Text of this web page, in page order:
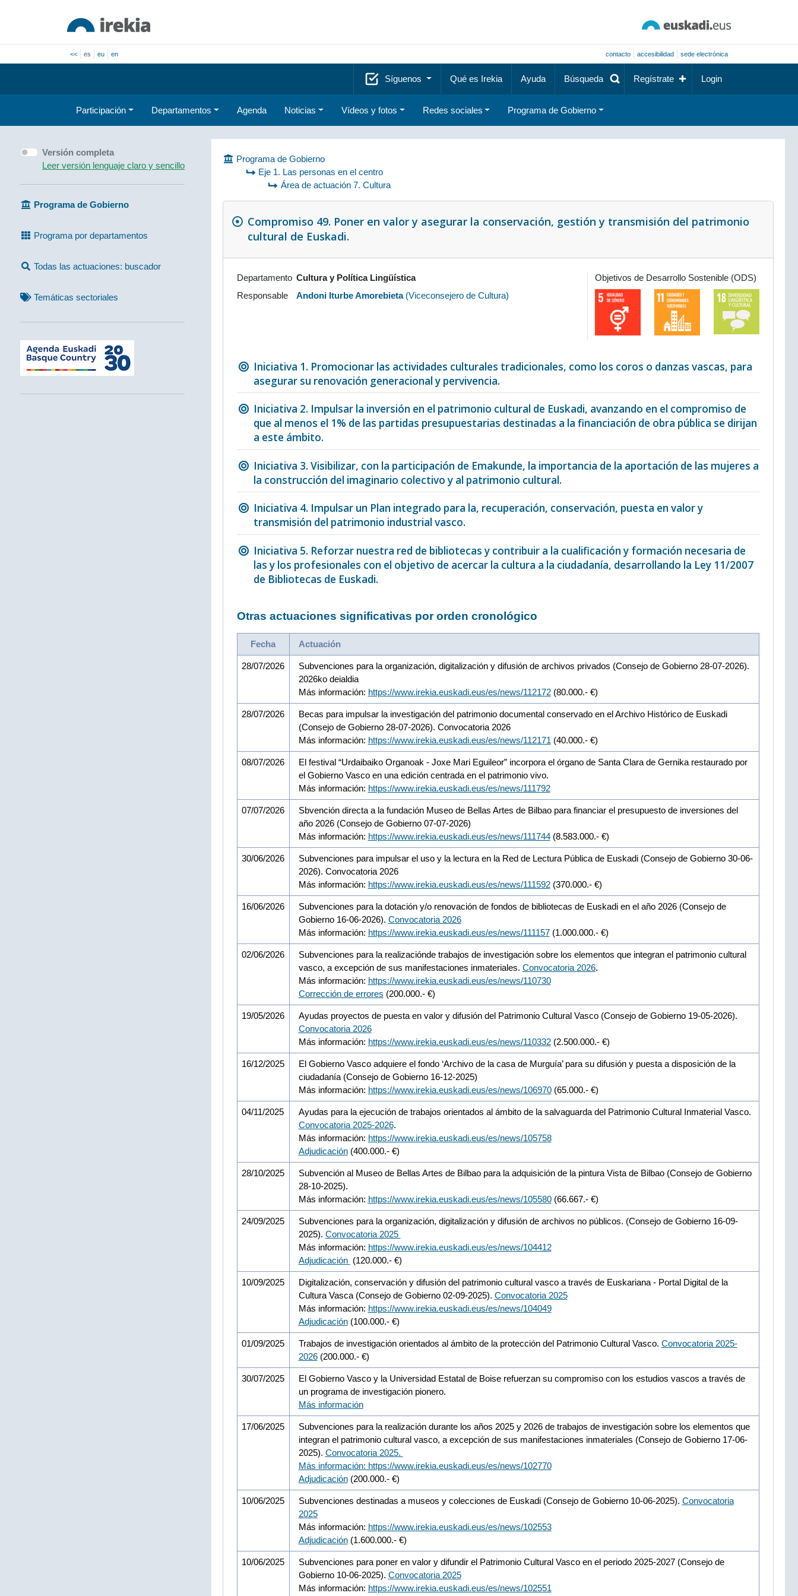
<< es eu en contacto accesibilidad sede electrónica
Síguenos Qué es Irekia Ayuda Búsqueda Regístrate Login
Participación Departamentos Agenda Noticias Vídeos y fotos Redes sociales Programa de Gobierno
Versión completa
Leer versión lenguaje claro y sencillo
Programa de Gobierno
Programa por departamentos
Todas las actuaciones: buscador
Temáticas sectoriales
Programa de Gobierno
Eje 1. Las personas en el centro
Área de actuación 7. Cultura
Compromiso 49. Poner en valor y asegurar la conservación, gestión y transmisión del patrimonio
cultural de Euskadi.
Departamento Cultura y Política Lingüística
Responsable
Andoni Iturbe Amorebieta(Viceconsejero de Cultura)
Objetivos de Desarrollo Sostenible (ODS)
Iniciativa 1. Promocionar las actividades culturales tradicionales, como los coros o danzas vascas, para
asegurar su renovación generacional y pervivencia.
Iniciativa 2. Impulsar la inversión en el patrimonio cultural de Euskadi, avanzando en el compromiso de
que al menos el 1% de las partidas presupuestarias destinadas a la financiación de obra pública se dirijan
a este ámbito.
Iniciativa 3. Visibilizar, con la participación de Emakunde, la importancia de la aportación de las mujeres a
la construcción del imaginario colectivo y al patrimonio cultural.
Iniciativa 4. Impulsar un Plan integrado para la, recuperación, conservación, puesta en valor y
transmisión del patrimonio industrial vasco.
Iniciativa 5. Reforzar nuestra red de bibliotecas y contribuir a la cualificación y formación necesaria de
las y los profesionales con el objetivo de acercar la cultura a la ciudadanía, desarrollando la Ley 11/2007
de Bibliotecas de Euskadi.
Otras actuaciones significativas por orden cronológico
Fecha Actuación
28/07/2026
Subvenciones para la organización, digitalización y difusión de archivos privados (Consejo de Gobierno 28-07-2026).
2026ko deialdia
Más información: https://www.irekia.euskadi.eus/es/news/112172(80.000.- €)
28/07/2026
Becas para impulsar la investigación del patrimonio documental conservado en el Archivo Histórico de Euskadi
(Consejo de Gobierno 28-07-2026). Convocatoria 2026
Más información: https://www.irekia.euskadi.eus/es/news/112171 (40.000.- €)
08/07/2026
El festival “Urdaibaiko Organoak - Joxe Mari Eguileor” incorpora el órgano de Santa Clara de Gernika restaurado por
el Gobierno Vasco en una edición centrada en el patrimonio vivo.
Más información: https://www.irekia.euskadi.eus/es/news/111792
07/07/2026
Sbvención directa a la fundación Museo de Bellas Artes de Bilbao para financiar el presupuesto de inversiones del
año 2026 (Consejo de Gobierno 07-07-2026)
Más información: https://www.irekia.euskadi.eus/es/news/111744(8.583.000.- €)
30/06/2026
Subvenciones para impulsar el uso y la lectura en la Red de Lectura Pública de Euskadi (Consejo de Gobierno 30-06-
2026). Convocatoria 2026
Más información: https://www.irekia.euskadi.eus/es/news/111592(370.000.- €)
16/06/2026
Subvenciones para la dotación y/o renovación de fondos de bibliotecas de Euskadi en el año 2026 (Consejo de
Gobierno 16-06-2026). Convocatoria 2026
Más información: https://www.irekia.euskadi.eus/es/news/111157(1.000.000.- €)
02/06/2026
Subvenciones para la realizaciónde trabajos de investigación sobre los elementos que integran el patrimonio cultural
vasco, a excepción de sus manifestaciones inmateriales. Convocatoria 2026.
Más información: https://www.irekia.euskadi.eus/es/news/110730
Corrección de errores (200.000.- €)
19/05/2026
Ayudas proyectos de puesta en valor y difusión del Patrimonio Cultural Vasco (Consejo de Gobierno 19-05-2026).
Convocatoria 2026
Más información: https://www.irekia.euskadi.eus/es/news/110332(2.500.000.- €)
16/12/2025
El Gobierno Vasco adquiere el fondo ‘Archivo de la casa de Murguía’ para su difusión y puesta a disposición de la
ciudadanía (Consejo de Gobierno 16-12-2025)
Más información: https://www.irekia.euskadi.eus/es/news/106970(65.000.- €)
04/11/2025
Ayudas para la ejecución de trabajos orientados al ámbito de la salvaguarda del Patrimonio Cultural Inmaterial Vasco.
Convocatoria 2025-2026.
Más información: https://www.irekia.euskadi.eus/es/news/105758
Adjudicación(400.000.- €)
28/10/2025
Subvención al Museo de Bellas Artes de Bilbao para la adquisición de la pintura Vista de Bilbao (Consejo de Gobierno
28-10-2025).
Más información: https://www.irekia.euskadi.eus/es/news/105580(66.667.- €)
24/09/2025
Subvenciones para la organización, digitalización y difusión de archivos no públicos. (Consejo de Gobierno 16-09-
2025). Convocatoria 2025
Más información: https://www.irekia.euskadi.eus/es/news/104412
Adjudicación (120.000.- €)
10/09/2025
Digitalización, conservación y difusión del patrimonio cultural vasco a través de Euskariana - Portal Digital de la
Cultura Vasca (Consejo de Gobierno 02-09-2025). Convocatoria 2025
Más información: https://www.irekia.euskadi.eus/es/news/104049
Adjudicación(100.000.- €)
01/09/2025 Trabajos de investigación orientados al ámbito de la protección del Patrimonio Cultural Vasco. Convocatoria 2025-
2026(200.000.- €)
30/07/2025
El Gobierno Vasco y la Universidad Estatal de Boise refuerzan su compromiso con los estudios vascos a través de
un programa de investigación pionero.
Más información
17/06/2025
Subvenciones para la realización durante los años 2025 y 2026 de trabajos de investigación sobre los elementos que
integran el patrimonio cultural vasco, a excepción de sus manifestaciones inmateriales (Consejo de Gobierno 17-06-
2025). Convocatoria 2025.
Más información: https://www.irekia.euskadi.eus/es/news/102770
Adjudicación(200.000.- €)
10/06/2025 Subvenciones destinadas a museos y colecciones de Euskadi (Consejo de Gobierno 10-06-2025). Convocatoria
2025
Más información: https://www.irekia.euskadi.eus/es/news/102553
Adjudicación(1.600.000.- €)
10/06/2025
Subvenciones para poner en valor y difundir el Patrimonio Cultural Vasco en el periodo 2025-2027 (Consejo de
Gobierno 10-06-2025). Convocatoria 2025
Más información: https://www.irekia.euskadi.eus/es/news/102551